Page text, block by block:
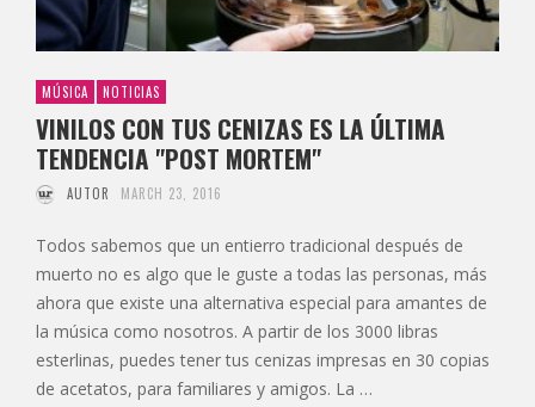
MÚSICA NOTICIAS
VINILOS CON TUS CENIZAS ES LA ÚLTIMA
TENDENCIA "POST MORTEM"
AUTOR MARCH 23, 2016
Todos sabemos que un entierro tradicional después de
muerto no es algo que le guste a todas las personas, más
ahora que existe una alternativa especial para amantes de
la música como nosotros. A partir de los 3000 libras
esterlinas, puedes tener tus cenizas impresas en 30 copias
de acetatos, para familiares y amigos. La …